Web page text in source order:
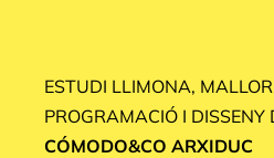
ESTUDI LLIMONA,
PROGRAMACIÓ I DISSENY
CÓMODO&CO ARXIDUC